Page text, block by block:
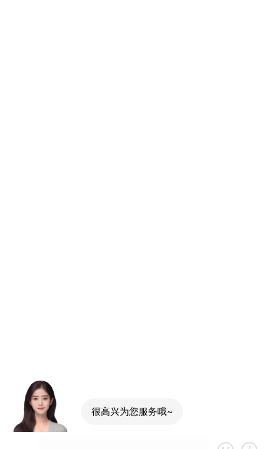
很高兴为您服务哦~